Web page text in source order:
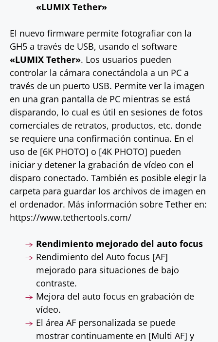
«LUMIX Tether»
El nuevo firmware permite fotografiar con la
GH5 a través de USB, usando el software
«LUMIX Tether». Los usuarios pueden
controlar la cámara conectándola a un PC a
través de un puerto USB. Permite ver la imagen
en una gran pantalla de PC mientras se está
disparando, lo cual es útil en sesiones de fotos
comerciales de retratos, productos, etc. donde
se requiere una confirmación continua. En el
uso de [6K PHOTO] o [4K PHOTO] pueden
iniciar y detener la grabación de vídeo con el
disparo conectado. También es posible elegir la
carpeta para guardar los archivos de imagen en
el ordenador. Más información sobre Tether en:
https://www.tethertools.com/
Rendimiento mejorado del auto focus
Rendimiento del Auto focus [AF]
mejorado para situaciones de bajo
contraste.
Mejora del auto focus en grabación de
vídeo.
El área AF personalizada se puede
mostrar continuamente en [Multi AF] y